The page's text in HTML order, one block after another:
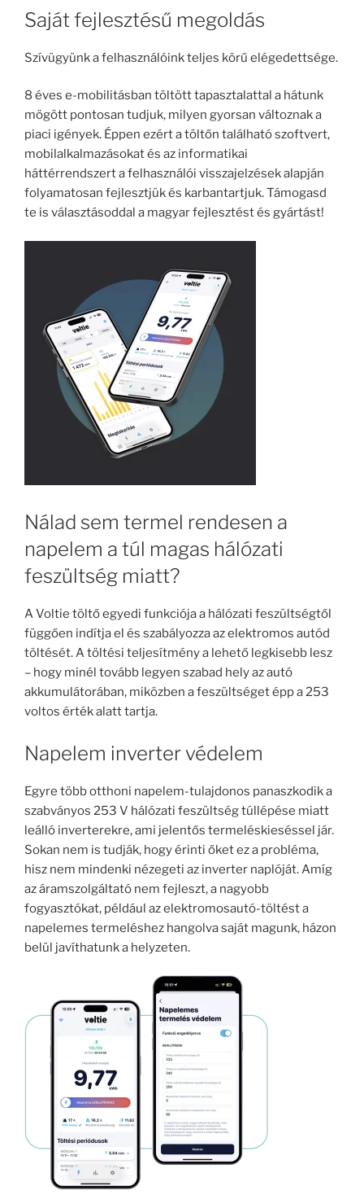
Saját fejlesztésű megoldás
Szívügyünk a felhasználóink teljes körű elégedettsége.
8 éves e-mobilitásban töltött tapasztalattal a hátunk
mögött pontosan tudjuk, milyen gyorsan változnak a
piaci igények. Éppen ezért a töltőn található szoftvert,
mobilalkalmazásokat és az informatikai
háttérrendszert a felhasználói visszajelzések alapján
folyamatosan fejlesztjük és karbantartjuk. Támogasd
te is választásoddal a magyar fejlesztést és gyártást!
Nálad sem termel rendesen a
napelem a túl magas hálózati
feszültség miatt?
A Voltie töltő egyedi funkciója a hálózati feszültségtől
függően indítja el és szabályozza az elektromos autód
töltését. A töltési teljesítmény a lehető legkisebb lesz
– hogy minél tovább legyen szabad hely az autó
akkumulátorában, miközben a feszültséget épp a 253
voltos érték alatt tartja.
Napelem inverter védelem
Egyre több otthoni napelem-tulajdonos panaszkodik a
szabványos 253 V hálózati feszültség túllépése miatt
leálló inverterekre, ami jelentős termeléskieséssel jár.
Sokan nem is tudják, hogy érinti őket ez a probléma,
hisz nem mindenki nézegeti az inverter naplóját. Amíg
az áramszolgáltató nem fejleszt, a nagyobb
fogyasztókat, például az elektromosautó-töltést a
napelemes termeléshez hangolva saját magunk, házon
belül javíthatunk a helyzeten.